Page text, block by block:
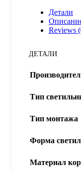
Детали
Reviews
ДЕТАЛИ
Тип
Тип монтажа
Форма
Материал